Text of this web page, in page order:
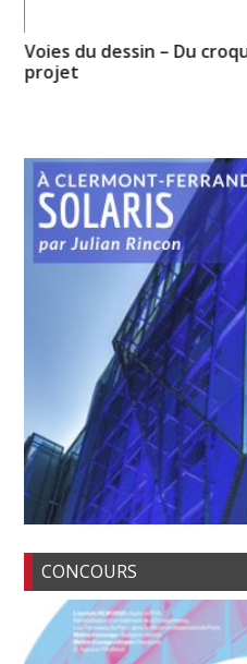
Voies du dessin – Du
projet
CONCOURS